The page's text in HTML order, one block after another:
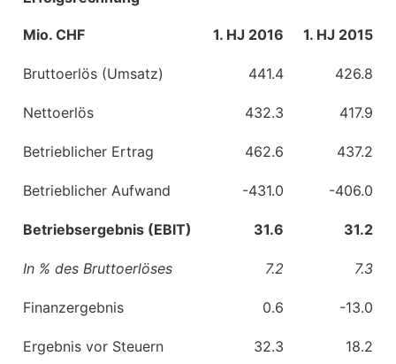
Mio. CHF 1. HJ 2016 1. HJ 2015
Bruttoerlös (Umsatz) 441.4 426.8
Nettoerlös 432.3 417.9
Betrieblicher Ertrag 462.6 437.2
Betrieblicher Aufwand -431.0 -406.0
Betriebsergebnis (EBIT) 31.6 31.2
In % des Bruttoerlöses 7.2 7.3
Finanzergebnis 0.6 -13.0
Ergebnis vor Steuern 32.3 18.2